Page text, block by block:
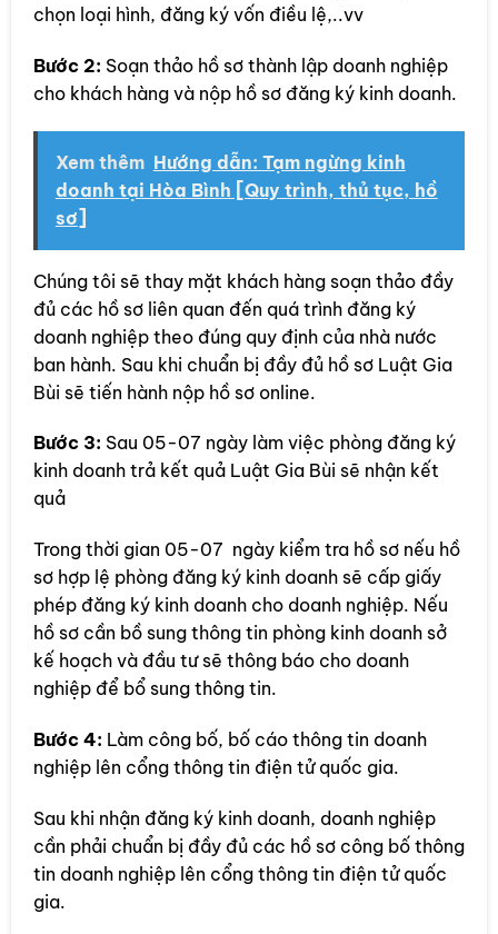
chọn loại hình, đăng ký vốn điều lệ,..vv
Bước 2: Soạn thảo hồ sơ thành lập doanh nghiệp
cho khách hàng và nộp hồ sơ đăng ký kinh doanh.
Xem thêm Hướng dẫn: Tạm ngừng kinh
doanh tại Hòa Bình [Quy trình, thủ tục, hồ
sơ]
Chúng tôi sẽ thay mặt khách hàng soạn thảo đầy
đủ các hồ sơ liên quan đến quá trình đăng ký
doanh nghiệp theo đúng quy định của nhà nước
ban hành. Sau khi chuẩn bị đầy đủ hồ sơ Luật Gia
Bùi sẽ tiến hành nộp hồ sơ online.
Bước 3: Sau 05-07 ngày làm việc phòng đăng ký
kinh doanh trả kết quả Luật Gia Bùi sẽ nhận kết
quả
Trong thời gian 05-07 ngày kiểm tra hồ sơ nếu hồ
sơ hợp lệ phòng đăng ký kinh doanh sẽ cấp giấy
phép đăng ký kinh doanh cho doanh nghiệp. Nếu
hồ sơ cần bồ sung thông tin phòng kinh doanh sở
kế hoạch và đầu tư sẽ thông báo cho doanh
nghiệp để bổ sung thông tin.
Bước 4: Làm công bố, bố cáo thông tin doanh
nghiệp lên cổng thông tin điện tử quốc gia.
Sau khi nhận đăng ký kinh doanh, doanh nghiệp
cần phải chuẩn bị đầy đủ các hồ sơ công bố thông
tin doanh nghiệp lên cổng thông tin điện tử quốc
gia.